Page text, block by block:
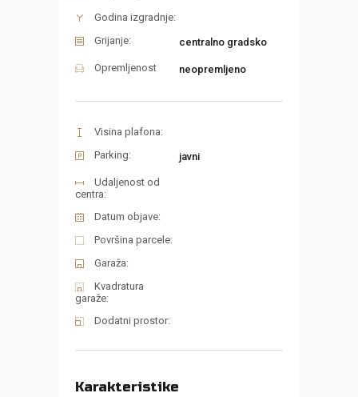
Godina izgradnje:
Grijanje:
centralno gradsko
Opremljenost neopremljeno
Visina plafona:
Parking:
javni
Udaljenost od
centra:
Datum objave:
Površina parcele:
Garaža:
Kvadratura
garaže:
Dodatni prostor:
Karakteristike